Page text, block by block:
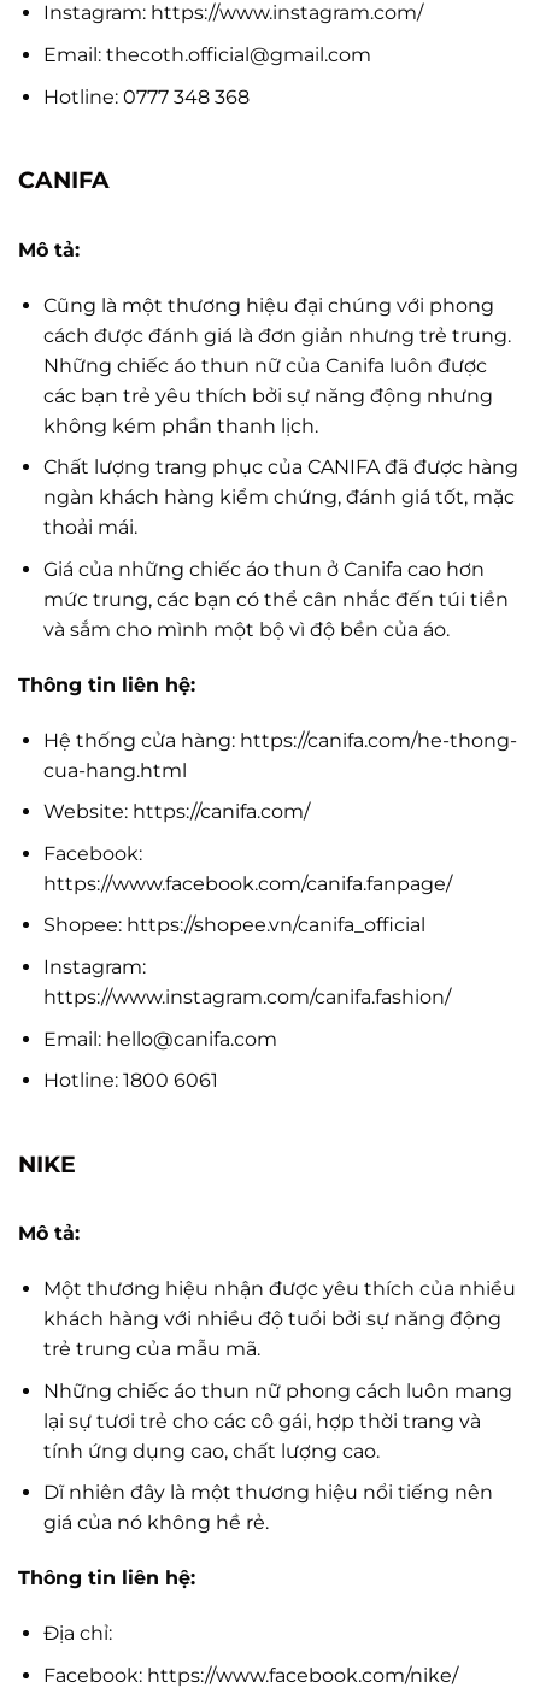
Instagram: https://www.instagram.com/
Email: thecoth.official@gmail.com
Hotline: 0777 348 368
CANIFA
Mô tả:
Cũng là một thương hiệu đại chúng với phong
cách được đánh giá là đơn giản nhưng trẻ trung.
Những chiếc áo thun nữ của Canifa luôn được
các bạn trẻ yêu thích bởi sự năng động nhưng
không kém phần thanh lịch.
Chất lượng trang phục của CANIFA đã được hàng
ngàn khách hàng kiểm chứng, đánh giá tốt, mặc
thoải mái.
Giá của những chiếc áo thun ở Canifa cao hơn
mức trung, các bạn có thể cân nhắc đến túi tiền
và sắm cho mình một bộ vì độ bền của áo.
Thông tin liên hệ:
Hệ thống cửa hàng: https://canifa.com/he-thong-
cua-hang.html
Website: https://canifa.com/
Facebook:
https://www.facebook.com/canifa.fanpage/
Shopee: https://shopee.vn/canifa_official
Instagram:
https://www.instagram.com/canifa.fashion/
Email: hello@canifa.com
Hotline: 1800 6061
NIKE
Mô tả:
Một thương hiệu nhận được yêu thích của nhiều
khách hàng với nhiều độ tuổi bởi sự năng động
trẻ trung của mẫu mã.
Những chiếc áo thun nữ phong cách luôn mang
lại sự tươi trẻ cho các cô gái, hợp thời trang và
tính ứng dụng cao, chất lượng cao.
Dĩ nhiên đây là một thương hiệu nổi tiếng nên
giá của nó không hề rẻ.
Thông tin liên hệ:
Địa chỉ:
Facebook: https://www.facebook.com/nike/